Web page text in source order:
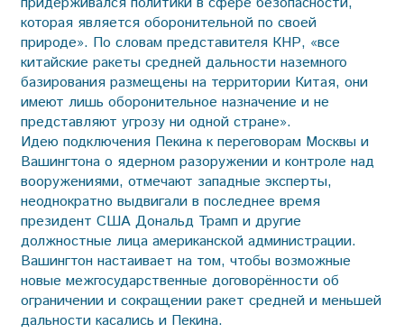
которая является оборонительной по своей
природе». По словам представителя КНР, «все
китайские ракеты средней дальности наземного
базирования размещены на территории Китая, они
имеют лишь оборонительное назначение и не
представляют угрозу ни одной стране».
Идею подключения Пекина к переговорам Москвы и
Вашингтона о ядерном разоружении и контроле над
вооружениями, отмечают западные эксперты,
неоднократно выдвигали в последнее время
президент США Дональд Трамп и другие
должностные лица американской администрации.
Вашингтон настаивает на том, чтобы возможные
новые межгосударственные договорённости об
ограничении и сокращении ракет средней и меньшей
дальности касались и Пекина.